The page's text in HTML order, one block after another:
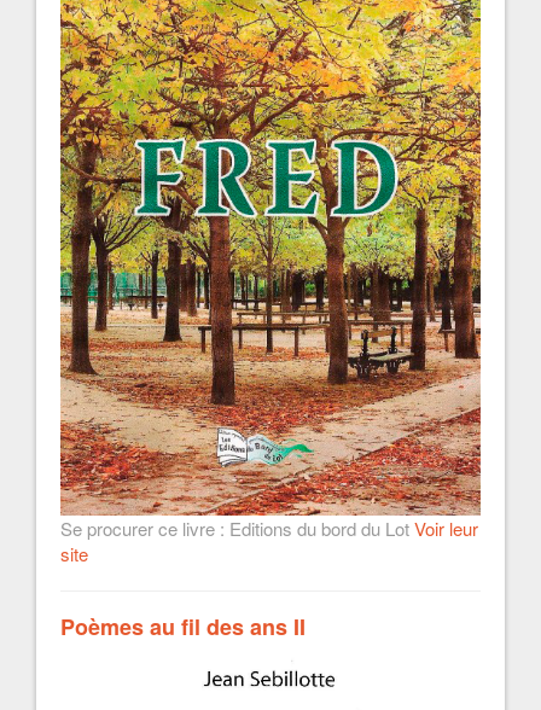
Se procurer ce livre : Editions du bord du LotVoir leur
site
Poèmes au fil des ans II